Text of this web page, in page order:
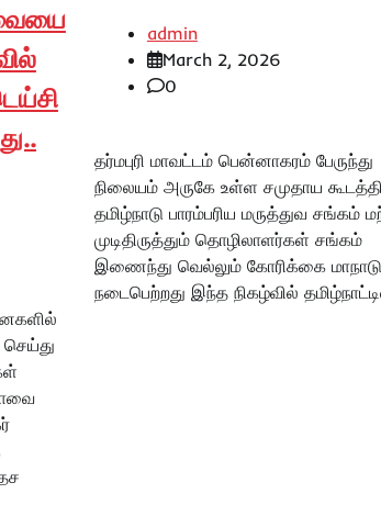
செய்து
admin
March 2, 2026
0
தர்மபுரி மாவட்டம் பென்னாகரம் பேருந்து
நிலையம் அருகே உள்ள சமுதாய
தமிழ்நாடு பாரம்பரிய மருத்துவ சங்கம்
முடிதிருத்தும் தொழிலாளர்கள் சங்கம்
இணைந்து வெல்லும் கோரிக்கை மாநாடு
நடைபெற்றது இந்த நிகழ்வில்